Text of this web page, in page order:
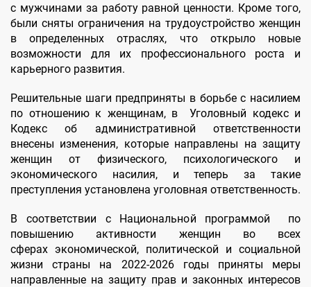
с мужчинами за работу равной ценности. Кроме того,
были сняты ограничения на трудоустройство женщин
в определенных отраслях, что открыло новые
возможности для их профессионального роста и
карьерного развития.
Решительные шаги предприняты в борьбе с насилием
по отношению к женщинам, в Уголовный кодекс и
Кодекс об административной ответственности
внесены изменения, которые направлены на защиту
женщин от физического, психологического и
экономического насилия, и теперь за такие
преступления установлена уголовная ответственность.
В соответствии с Национальной программой по
повышению активности женщин во всех
сферах экономической, политической и социальной
жизни страны на 2022-2026 годы приняты меры
направленные на защиту прав и законных интересов